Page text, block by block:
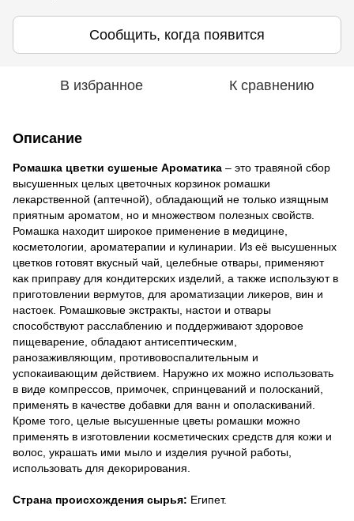
Сообщить, когда появится
В избранное К сравнению
Описание
Ромашка цветки сушеные Ароматика – это травяной сбор
высушенных целых цветочных корзинок ромашки
лекарственной (аптечной), обладающий не только изящным
приятным ароматом, но и множеством полезных свойств.
Ромашка находит широкое применение в медицине,
косметологии, ароматерапии и кулинарии. Из её высушенных
цветков готовят вкусный чай, целебные отвары, применяют
как приправу для кондитерских изделий, а также используют в
приготовлении вермутов, для ароматизации ликеров, вин и
настоек. Ромашковые экстракты, настои и отвары
способствуют расслаблению и поддерживают здоровое
пищеварение, обладают антисептическим,
ранозаживляющим, противовоспалительным и
успокаивающим действием. Наружно их можно использовать
в виде компрессов, примочек, спринцеваний и полосканий,
применять в качестве добавки для ванн и ополаскиваний.
Кроме того, целые высушенные цветы ромашки можно
применять в изготовлении косметических средств для кожи и
волос, украшать ими мыло и изделия ручной работы,
использовать для декорирования.
Страна происхождения сырья: Египет.